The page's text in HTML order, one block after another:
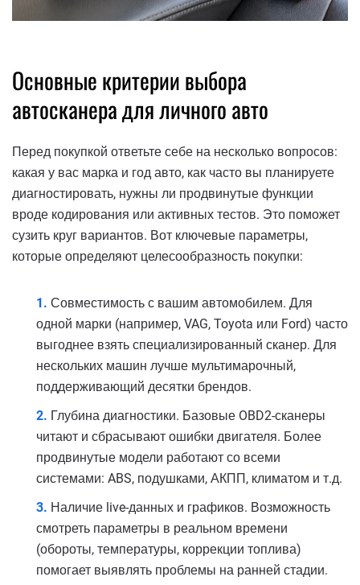
Основные критерии выбора
автосканера для личного авто
Перед покупкой ответьте себе на несколько вопросов:
какая у вас марка и год авто, как часто вы планируете
диагностировать, нужны ли продвинутые функции
вроде кодирования или активных тестов. Это поможет
сузить круг вариантов. Вот ключевые параметры,
которые определяют целесообразность покупки:
Совместимость с вашим автомобилем. Для
одной марки (например, VAG, Toyota или Ford) часто
выгоднее взять специализированный сканер. Для
нескольких машин лучше мультимарочный,
поддерживающий десятки брендов.
Глубина диагностики. Базовые OBD2-сканеры
читают и сбрасывают ошибки двигателя. Более
продвинутые модели работают со всеми
системами: ABS, подушками, АКПП, климатом и т.д.
Наличие live-данных и графиков. Возможность
смотреть параметры в реальном времени
(обороты, температуры, коррекции топлива)
помогает выявлять проблемы на ранней стадии.